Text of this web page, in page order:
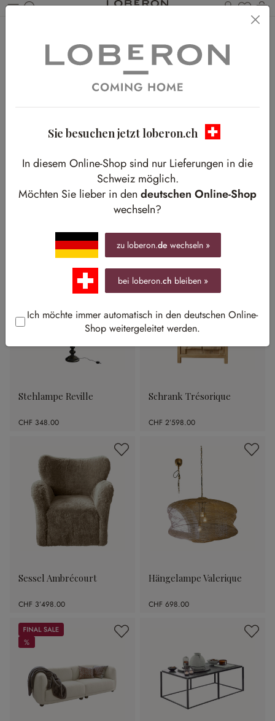
Du
Moderner Komfort
Mit weichen Textilien durch den kalten Winter
Stehlampe Reville
CHF 348.00
Schrank Trésorique
CHF 2’598.00
Sessel Ambrécourt
CHF 3’498.00
Hängelampe Valerique
CHF 698.00
Sale
%
%
Sie besuchen jetzt loberon.ch
In diesem Online-Shop sind nur Lieferungen in die
Schweiz möglich.
Möchten Sie lieber in den deutschen Online-Shop
wechseln?
zu loberon.de wechseln »
bei loberon.ch bleiben »
Ich möchte immer automatisch in den deutschen Online-
Shop weitergeleitet werden.